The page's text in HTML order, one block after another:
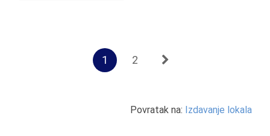
1 2
Povratak na: Izdavanje lokala